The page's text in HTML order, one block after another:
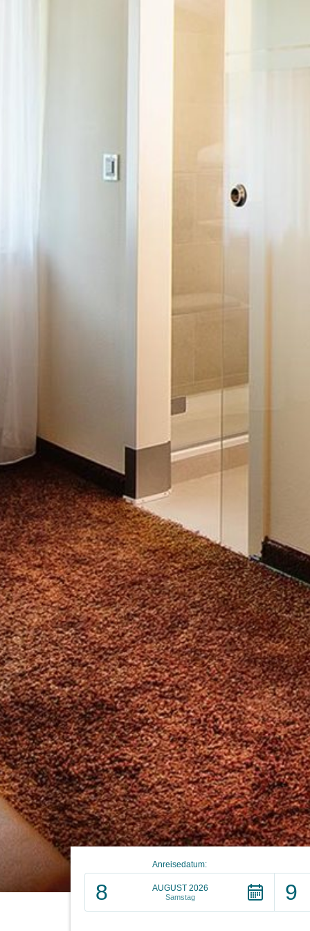
Anreisedatum:
8 AUGUST 2026
Samstag 9